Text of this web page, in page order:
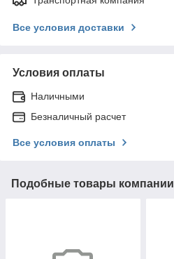
Все условия доставки
Условия оплаты
Наличными
Безналичный расчет
Все условия оплаты
Подобные товары компании